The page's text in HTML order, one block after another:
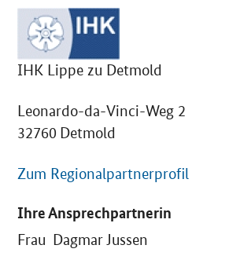
IHK Lippe zu Detmold
Leonardo-da-Vinci-Weg 2
32760 Detmold
Zum Regionalpartnerprofil
Ihre Ansprechpartnerin
Frau Dagmar Jussen